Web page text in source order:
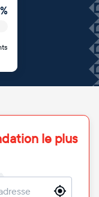
%
le plus